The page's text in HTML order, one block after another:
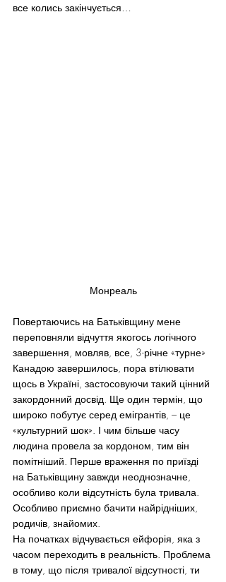
все колись закінчується…
Монреаль
Повертаючись на Батьківщину мене
переповняли відчуття якогось логічного
завершення, мовляв, все, 3-річне «турне»
Канадою завершилось, пора втілювати
щось в Україні, застосовуючи такий цінний
закордонний досвід. Ще один термін, що
широко побутує серед емігрантів, – це
«культурний шок». І чим більше часу
людина провела за кордоном, тим він
помітніший. Перше враження по приїзді
на Батьківщину завжди неоднозначне,
особливо коли відсутність була тривала.
Особливо приємно бачити найрідніших,
родичів, знайомих.
На початках відчувається ейфорія, яка з
часом переходить в реальність. Проблема
в тому, що після тривалої відсутності, ти